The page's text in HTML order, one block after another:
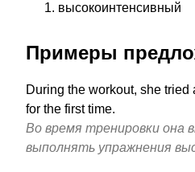
высокоинтенсивный
Примеры
During the workout, she
for the first time.
Во время тренировки она
выполнять упражнения